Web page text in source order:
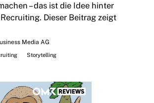
– das ist die Idee hinter
Dieser Beitrag zeigt
Media AG
Storytelling